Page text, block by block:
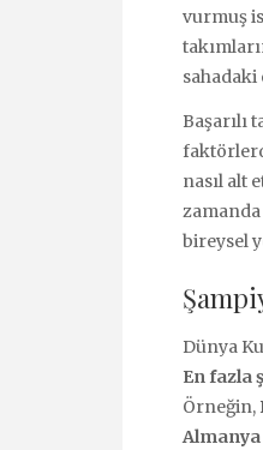
vurmuş
sahadaki
Başarılı
nasıl alt
bireysel
Dünya
En fazla
Örneğin,
Almanya